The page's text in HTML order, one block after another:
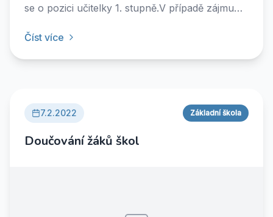
se o pozici učitelky 1. stupně.V případě zájmu
767 784M. Otrubová
Číst více
7.2.2022 Základní škola
Doučování žáků škol